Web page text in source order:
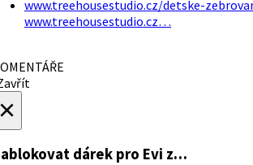
www.treehousestudio.cz/detske-
www.treehousestudio.cz…
dárek pro Evi z…